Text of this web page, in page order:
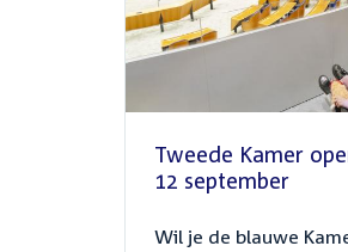
Tweede Kamer
12 september
Wil je de blauwe